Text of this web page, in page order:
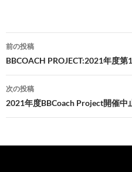
投
稿
ナ
ビ
ゲ
ー
前の投稿
BBCOACH PROJECT:2021年度
次の投稿
2021年度BBCoach Project開催中